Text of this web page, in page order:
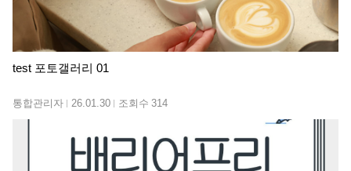
test 포토갤러리 01
통합관리자 26.01.30 조회수 314